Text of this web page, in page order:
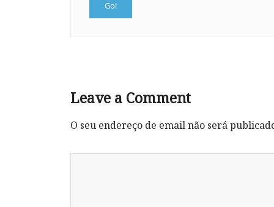
Leave a Comment
O seu endereço de email não será